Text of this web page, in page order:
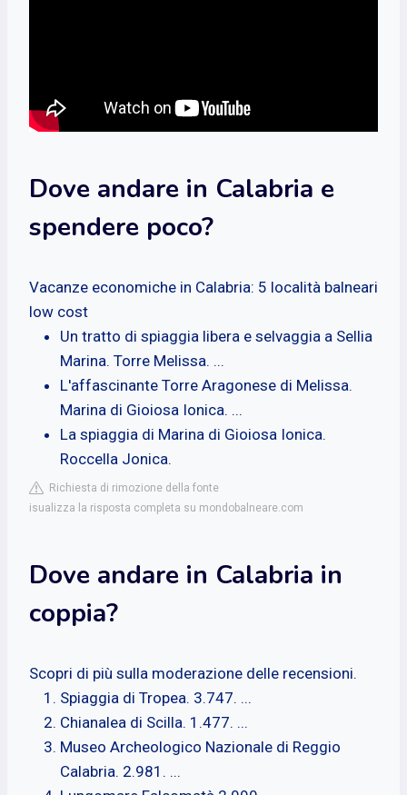
Dove andare in Calabria e
spendere poco?
Vacanze economiche in Calabria: 5 località balneari
low cost
Un tratto di spiaggia libera e selvaggia a Sellia
Marina. Torre Melissa. ...
L'affascinante Torre Aragonese di Melissa.
Marina di Gioiosa Ionica. ...
La spiaggia di Marina di Gioiosa Ionica.
Roccella Jonica.
Richiesta di rimozione della fonte
isualizza la risposta completa su mondobalneare.com
Dove andare in Calabria in
coppia?
Scopri di più sulla moderazione delle recensioni.
Spiaggia di Tropea. 3.747. ...
Chianalea di Scilla. 1.477. ...
Museo Archeologico Nazionale di Reggio
Calabria. 2.981. ...